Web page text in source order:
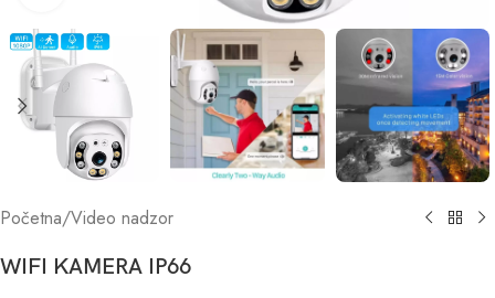
Početna/Video nadzor
WIFI KAMERA IP66